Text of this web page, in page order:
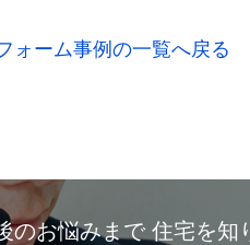
ォーム事例の一覧へ戻る
のお悩みまで 住宅を知